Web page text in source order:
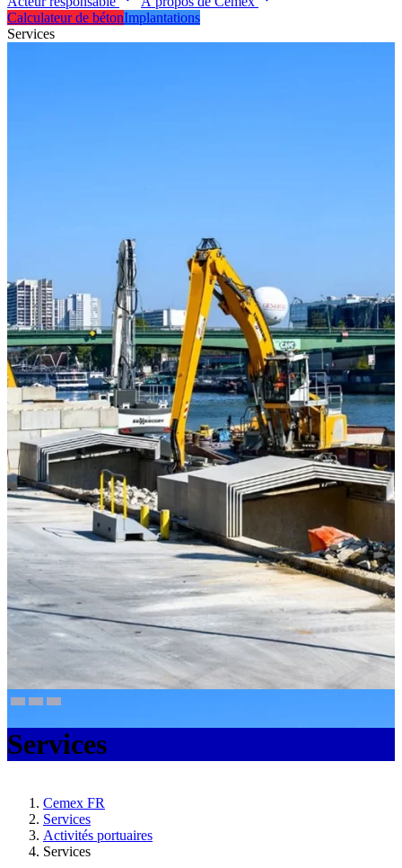
Calculateur de bétonImplantations
Services
Services
Cemex FR
Services
Activités portuaires
Services